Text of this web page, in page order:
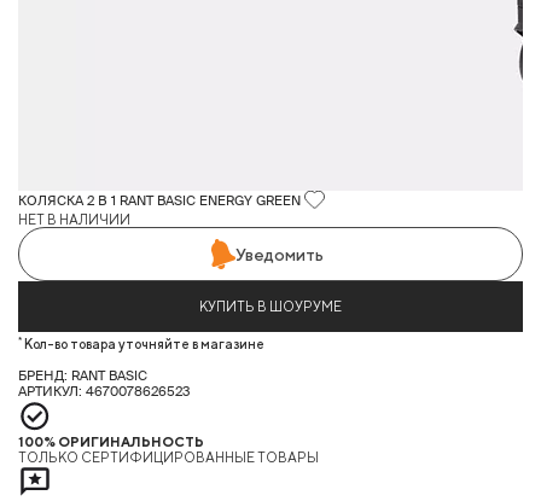
КОЛЯСКА 2 В 1 RANT BASIC ENERGY GREEN
НЕТ В НАЛИЧИИ
Уведомить
КУПИТЬ В ШОУРУМЕ
* Кол-во товара уточняйте в магазине
БРЕНД: RANT BASIC
АРТИКУЛ: 4670078626523
100% ОРИГИНАЛЬНОСТЬ
ТОЛЬКО СЕРТИФИЦИРОВАННЫЕ ТОВАРЫ